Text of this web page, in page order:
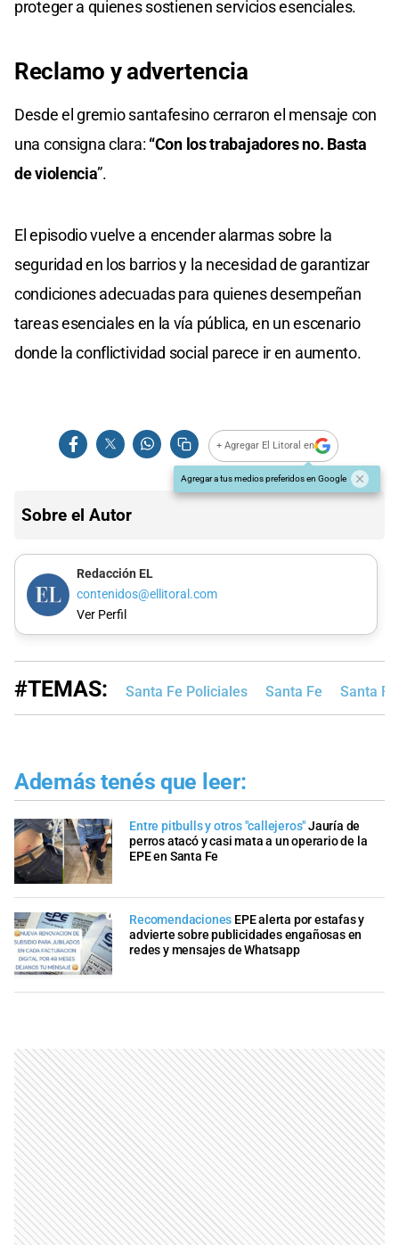
proteger a quienes sostienen servicios esenciales.
Reclamo y advertencia
Desde el gremio santafesino cerraron el mensaje con
una consigna clara: “Con los trabajadores no. Basta
de violencia”.
El episodio vuelve a encender alarmas sobre la
seguridad en los barrios y la necesidad de garantizar
condiciones adecuadas para quienes desempeñan
tareas esenciales en la vía pública, en un escenario
donde la conflictividad social parece ir en aumento.
+ Agregar El Litoral en
Agregar a tus medios preferidos en Google
Sobre el Autor
Redacción EL
contenidos@ellitoral.com
Ver Perfil
#TEMAS: Santa Fe Policiales Santa Fe Santa
Además tenés que leer:
Entre pitbulls y otros "callejeros"Jauría de
perros atacó y casi mata a un operario de la
EPE en Santa Fe
Recomendaciones EPE alerta por estafas y
advierte sobre publicidades engañosas en
redes y mensajes de Whatsapp